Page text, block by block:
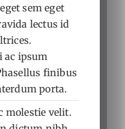
sem eget
lectus id
ac ipsum
finibus
porta.
molestie velit.